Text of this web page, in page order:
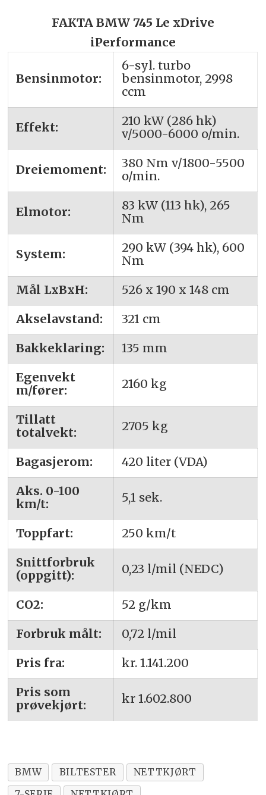
FAKTA BMW 745 Le xDrive
iPerformance
Bensinmotor:
6-syl. turbo
bensinmotor, 2998
ccm
Effekt:
210 kW (286 hk)
v/5000-6000 o/min.
Dreiemoment:
380 Nm v/1800-5500
o/min.
Elmotor:
83 kW (113 hk), 265
Nm
System:
290 kW (394 hk), 600
Nm
Mål LxBxH:
526 x 190 x 148 cm
Akselavstand:
321 cm
Bakkeklaring:
135 mm
Egenvekt
m/fører:
2160 kg
Tillatt
totalvekt:
2705 kg
Bagasjerom:
420 liter (VDA)
Aks. 0-100
km/t:
5,1 sek.
Toppfart:
250 km/t
Snittforbruk
(oppgitt):
0,23 l/mil (NEDC)
CO2:
52 g/km
Forbruk målt:
0,72 l/mil
Pris fra:
kr. 1.141.200
Pris som
prøvekjørt:
kr 1.602.800
BMW BILTESTER
NETTKJØRT